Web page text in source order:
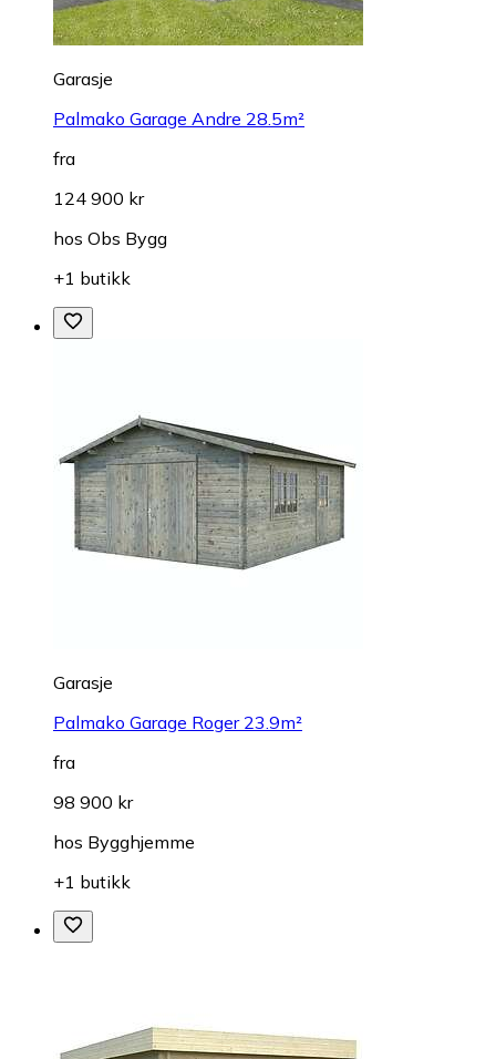
Garasje
Palmako Garage Andre 28.5m²
fra
124 900 kr
hos Obs Bygg
+1 butikk
Garasje
Palmako Garage Roger 23.9m²
fra
98 900 kr
hos Bygghjemme
+1 butikk